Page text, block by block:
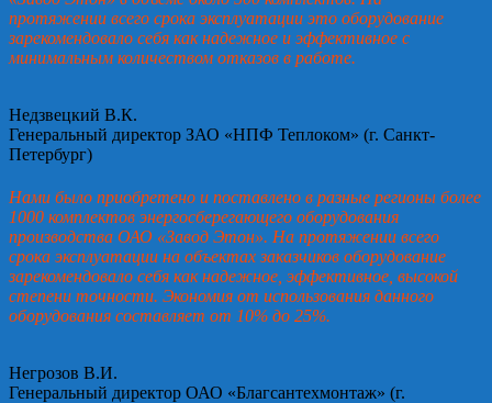
протяжении всего срока эксплуатации это оборудование
зарекомендовало себя как надежное и эффективное с
минимальным количеством отказов в работе.
Недзвецкий В.К.
Генеральный директор ЗАО «НПФ Теплоком» (г. Санкт-
Петербург)
Нами было приобретено и поставлено в разные регионы более
1000 комплектов энергосберегающего оборудования
производства ОАО «Завод Этон». На протяжении всего
срока эксплуатации на объектах заказчиков оборудование
зарекомендовало себя как надежное, эффективное, высокой
степени точности. Экономия от использования данного
оборудования составляет от 10% до 25%.
Негрозов В.И.
Генеральный директор ОАО «Благсантехмонтаж» (г.